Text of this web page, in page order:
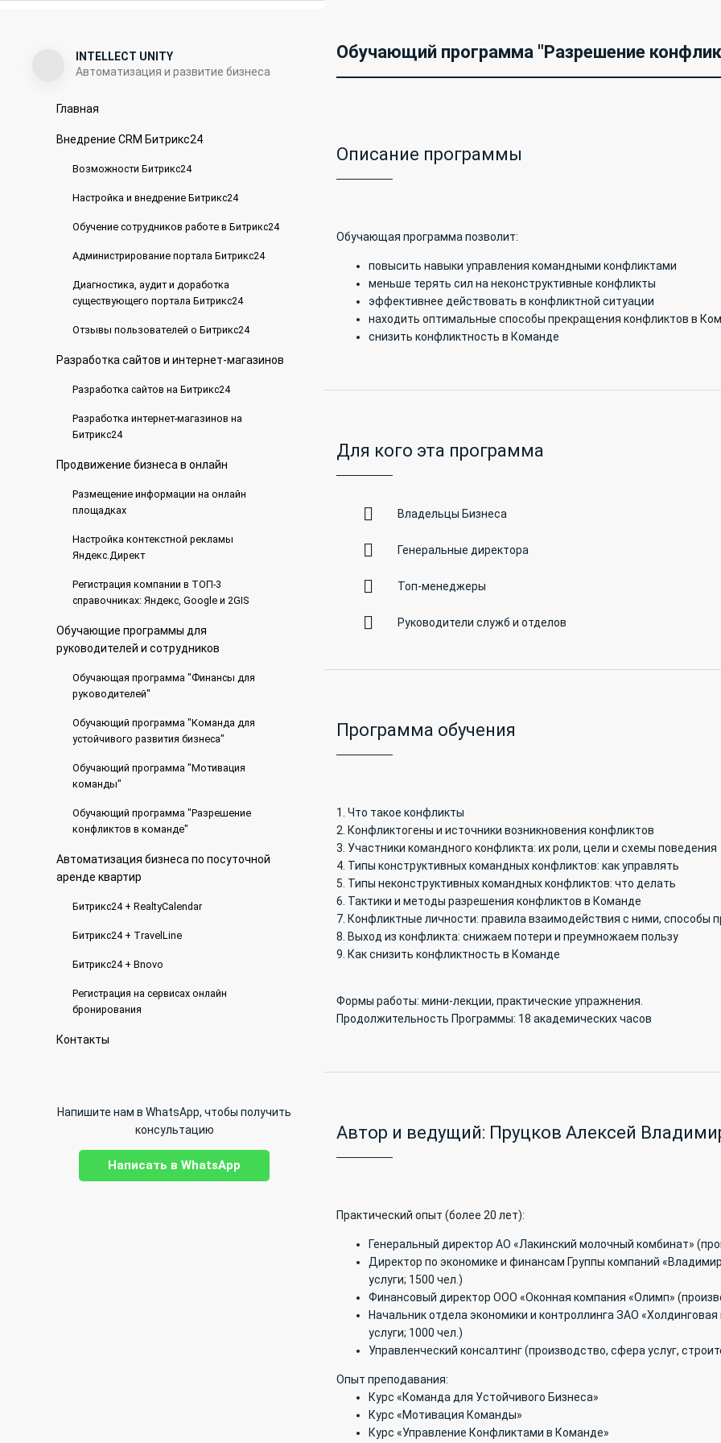
INTELLECT UNITY
Автоматизация и развитие бизнеса
Главная
Внедрение CRM Битрикс24
Возможности Битрикс24
Настройка и внедрение Битрикс24
Обучение сотрудников работе в Битрикс24
Администрирование портала Битрикс24
Диагностика, аудит и доработка
существующего портала Битрикс24
Отзывы пользователей о Битрикс24
Разработка сайтов и интернет-магазинов
Разработка сайтов на Битрикс24
Разработка интернет-магазинов на
Битрикс24
Продвижение бизнеса в онлайн
Размещение информации на онлайн
площадках
Настройка контекстной рекламы
Яндекс.Директ
Регистрация компании в ТОП-3
справочниках: Яндекс, Google и 2GIS
Обучающие программы для
руководителей и сотрудников
Обучающая программа "Финансы для
руководителей"
Обучающий программа "Команда для
устойчивого развития бизнеса"
Обучающий программа "Мотивация
команды"
Обучающий программа "Разрешение
конфликтов в команде"
Автоматизация бизнеса по посуточной
аренде квартир
Битрикс24 + RealtyCalendar
Битрикс24 + TravelLine
Битрикс24 + Bnovo
Регистрация на сервисах онлайн
бронирования
Контакты
Напишите нам в WhatsApp, чтобы получить
консультацию
Написать в WhatsApp
Обучающий программа "Разрешение
Описание программы
Обучающая программа позволит:
повысить навыки управления командными конфликтами
меньше терять сил на неконструктивные конфликты
эффективнее действовать в конфликтной ситуации
находить оптимальные способы прекращения конфликтов в
снизить конфликтность в Команде
Для кого эта программа
Владельцы Бизнеса
Генеральные директора
Топ-менеджеры
Руководители служб и отделов
Программа обучения
1. Что такое конфликты
2. Конфликтогены и источники возникновения конфликтов
3. Участники командного конфликта: их роли, цели и схемы поведения
4. Типы конструктивных командных конфликтов: как управлять
5. Типы неконструктивных командных конфликтов: что делать
6. Тактики и методы разрешения конфликтов в Команде
7. Конфликтные личности: правила взаимодействия с ними, способы
8. Выход из конфликта: снижаем потери и преумножаем пользу
9. Как снизить конфликтность в Команде
Формы работы: мини-лекции, практические упражнения.
Продолжительность Программы: 18 академических часов
Автор и ведущий: Пруцков Алексей
Практический опыт (более 20 лет):
Генеральный директор АО «Лакинский молочный комбинат»
Директор по экономике и финансам Группы компаний
услуги; 1500 чел.)
Финансовый директор ООО «Оконная компания «Олимп»
Начальник отдела экономики и контроллинга ЗАО
услуги; 1000 чел.)
Управленческий консалтинг (производство, сфера услуг,
Опыт преподавания:
Курс «Команда для Устойчивого Бизнеса»
Курс «Мотивация Команды»
Курс «Управление Конфликтами в Команде»